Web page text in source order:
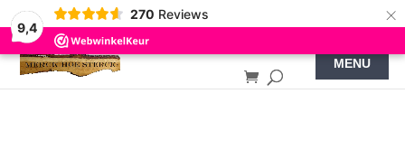
9,4
270 Reviews ×